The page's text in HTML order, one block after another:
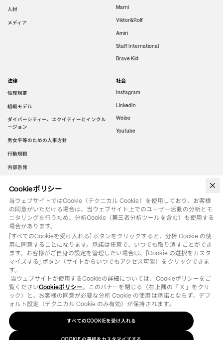
人材
メディア
Marni
Viktor&Rolf
Amiri
Staff International
Brave Kid
法律
倫理規定
組織モデル
ダイバーシティー、エクイティーとインクル
ージョン
男女平等のための人事方針
行動規範
内部告発
社会
Instagram
LinkedIn
Weibo
Youtube
WeChat
©
法律用語 COOKIEの選択をカスタマイズする
Cookieポリシー
当ウェブサイトではCookie（テクニカル Cookie）を使用しており、お客様
の同意がいただける場合は、当ウェブサイト上でのユーザー活動の分析とモ
ニタリングを行うため、分析Cookie（第三者分析ツールを含む）も使用する
場合があります。
[すべてのCookieを受け入れる] ボタンをクリックすると、分析 Cookie の使
用に同意することになります。承諾は任意で、いつでも取り消すことができ
ます。お客様がご自身の設定を管理したい場合は、[Cookie の選択をカスタ
マイズする] ボタン（サイトからいつでもアクセス可能）をクリックできま
す。
覧くださいCookieポリシー。このバナーを閉じる（右上隅の「 X 」をクリ
ック）と、お客様の同意が必要な分析 Cookie の使用は承諾とならず、デフ
ォルト設定（テクニカル Cookie のみ有効）が保持されます。
すべてのCOOKIEを受け入れる